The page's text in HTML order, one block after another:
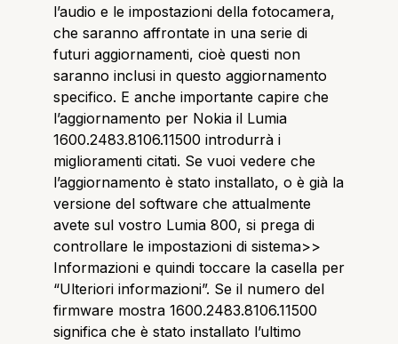
l’audio e le impostazioni della fotocamera,
che saranno affrontate in una serie di
futuri aggiornamenti, cioè questi non
saranno inclusi in questo aggiornamento
specifico. E anche importante capire che
l’aggiornamento per Nokia il Lumia
1600.2483.8106.11500 introdurrà i
miglioramenti citati. Se vuoi vedere che
l’aggiornamento è stato installato, o è già la
versione del software che attualmente
avete sul vostro Lumia 800, si prega di
controllare le impostazioni di sistema>>
Informazioni e quindi toccare la casella per
“Ulteriori informazioni”. Se il numero del
firmware mostra 1600.2483.8106.11500
significa che è stato installato l’ultimo